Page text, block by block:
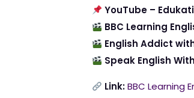
YouTube –
BBC Learning
English Addict
Speak English
Link: BBC Learning